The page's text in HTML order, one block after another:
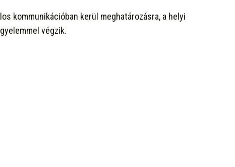
kommunikációban kerül meghatározásra, a helyi
végzik.